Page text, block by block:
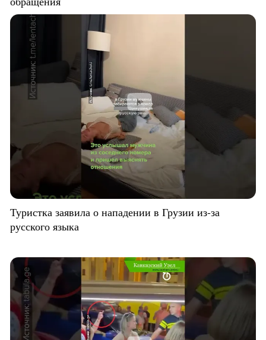
Туристка заявила о нападении в Грузии из-за
русского языка